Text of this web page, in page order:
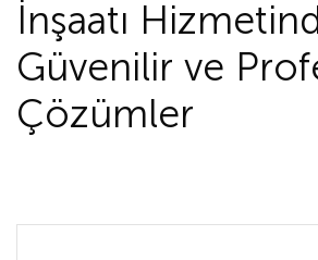
İnşaatı
Güvenilir ve
Çözümler